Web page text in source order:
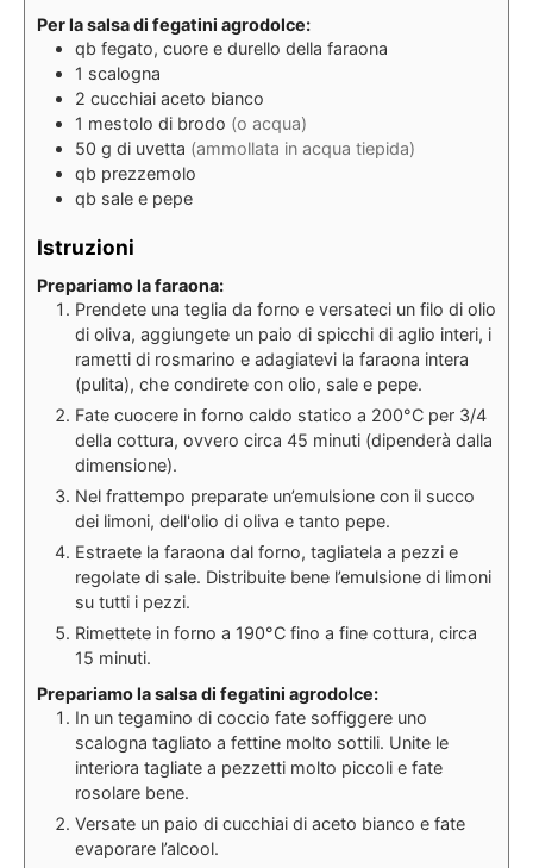
Per la salsa di fegatini agrodolce:
qb fegato, cuore e durello della faraona
1 scalogna
2 cucchiai aceto bianco
1 mestolo di brodo (o acqua)
50 g di uvetta (ammollata in acqua tiepida)
qb prezzemolo
qb sale e pepe
Istruzioni
Prepariamo la faraona:
Prendete una teglia da forno e versateci un filo di olio
di oliva, aggiungete un paio di spicchi di aglio interi, i
rametti di rosmarino e adagiatevi la faraona intera
(pulita), che condirete con olio, sale e pepe.
Fate cuocere in forno caldo statico a 200°C per 3/4
della cottura, ovvero circa 45 minuti (dipenderà dalla
dimensione).
Nel frattempo preparate un’emulsione con il succo
dei limoni, dell'olio di oliva e tanto pepe.
Estraete la faraona dal forno, tagliatela a pezzi e
regolate di sale. Distribuite bene l’emulsione di limoni
su tutti i pezzi.
Rimettete in forno a 190°C fino a fine cottura, circa
15 minuti.
Prepariamo la salsa di fegatini agrodolce:
In un tegamino di coccio fate soffiggere uno
scalogna tagliato a fettine molto sottili. Unite le
interiora tagliate a pezzetti molto piccoli e fate
rosolare bene.
Versate un paio di cucchiai di aceto bianco e fate
evaporare l’alcool.